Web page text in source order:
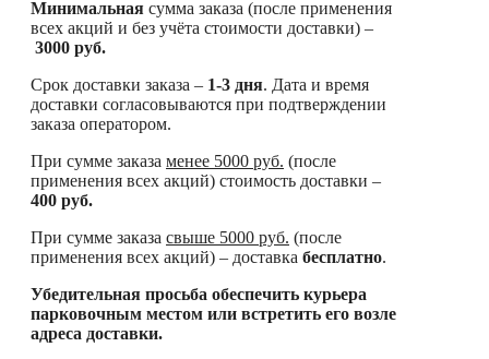
Минимальная сумма заказа (после применения
всех акций и без учёта стоимости доставки) –
3000 руб.
Срок доставки заказа – 1-3 дня. Дата и время
доставки согласовываются при подтверждении
заказа оператором.
При сумме заказа менее 5000 руб. (после
применения всех акций) стоимость доставки –
400 руб.
При сумме заказа свыше 5000 руб. (после
применения всех акций) – доставка бесплатно.
Убедительная просьба обеспечить курьера
парковочным местом или встретить его возле
адреса доставки.